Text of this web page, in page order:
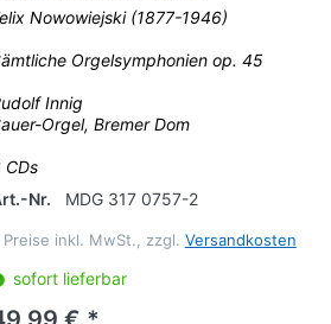
Nowowiejski (1877-1946)
Orgelsymphonien op. 45
Innig
Orgel, Bremer Dom
CDs
Nr.
MDG 317 0757-2
Preise inkl. MwSt., zzgl. Versandkosten
sofort lieferbar